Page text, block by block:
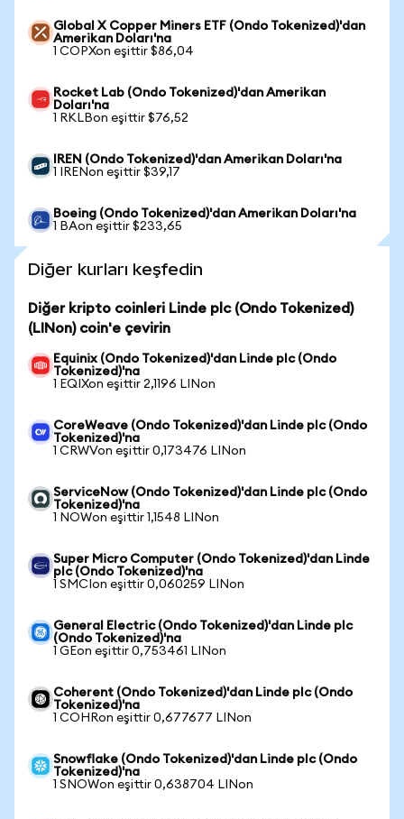
Global X Copper Miners ETF (Ondo Tokenized)'dan
Amerikan Doları'na
1 COPXon eşittir $86,04
Rocket Lab (Ondo Tokenized)'dan Amerikan
Doları'na
1 RKLBon eşittir $76,52
IREN (Ondo Tokenized)'dan Amerikan Doları'na
1 IRENon eşittir $39,17
Boeing (Ondo Tokenized)'dan Amerikan Doları'na
1 BAon eşittir $233,65
Diğer kurları keşfedin
Diğer kripto coinleri Linde plc (Ondo Tokenized)
(LINon) coin'e çevirin
Equinix (Ondo Tokenized)'dan Linde plc (Ondo
Tokenized)'na
1 EQIXon eşittir 2,1196 LINon
CoreWeave (Ondo Tokenized)'dan Linde plc (Ondo
Tokenized)'na
1 CRWVon eşittir 0,173476 LINon
ServiceNow (Ondo Tokenized)'dan Linde plc (Ondo
Tokenized)'na
1 NOWon eşittir 1,1548 LINon
Super Micro Computer (Ondo Tokenized)'dan Linde
plc (Ondo Tokenized)'na
1 SMCIon eşittir 0,060259 LINon
General Electric (Ondo Tokenized)'dan Linde plc
(Ondo Tokenized)'na
1 GEon eşittir 0,753461 LINon
Coherent (Ondo Tokenized)'dan Linde plc (Ondo
Tokenized)'na
1 COHRon eşittir 0,677677 LINon
Snowflake (Ondo Tokenized)'dan Linde plc (Ondo
Tokenized)'na
1 SNOWon eşittir 0,638704 LINon